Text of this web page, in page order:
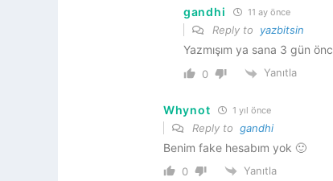
gandhi 11 ay önce
Reply to yazbitsin
Yazmışım ya sana 3 gün
0 Yanıtla
Whynot 1 yıl önce
Reply to gandhi
Benim fake hesabım yok 🙂
0 Yanıtla